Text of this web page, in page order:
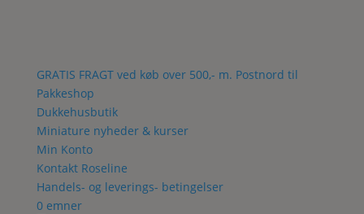
GRATIS FRAGT ved køb over 500,- m. Postnord til
Pakkeshop
Dukkehusbutik
Miniature nyheder & kurser
Min Konto
Kontakt Roseline
Handels- og leverings- betingelser
0 emner